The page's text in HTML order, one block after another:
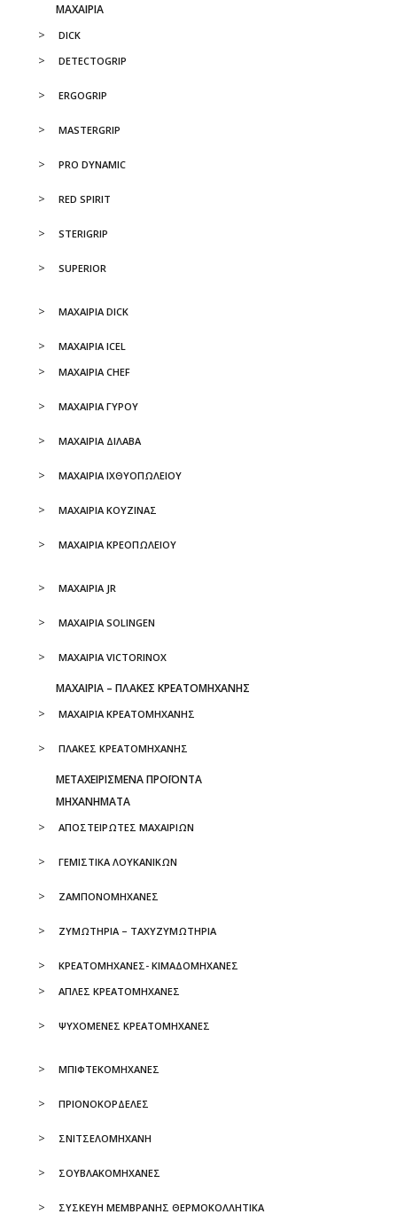
ΜΑΧΑΙΡΙΑ
DICK
DETECTOGRIP
ERGOGRIP
MASTERGRIP
PRO DYNAMIC
RED SPIRIT
STERIGRIP
SUPERIOR
ΜΑΧΑΙΡΙΑ DICK
ΜΑΧΑΙΡΙΑ ICEL
ΜΑΧΑΙΡΙΑ CHEF
ΜΑΧΑΙΡΙΑ ΓΥΡΟΥ
ΜΑΧΑΙΡΙΑ ΔΙΛΑΒΑ
ΜΑΧΑΙΡΙΑ ΙΧΘΥΟΠΩΛΕΙΟΥ
ΜΑΧΑΙΡΙΑ ΚΟΥΖΙΝΑΣ
ΜΑΧΑΙΡΙΑ ΚΡΕΟΠΩΛΕΙΟΥ
ΜΑΧΑΙΡΙΑ JR
ΜΑΧΑΙΡΙΑ SOLINGEN
ΜΑΧΑΙΡΙΑ VICTORINOX
ΜΑΧΑΙΡΙΑ – ΠΛΑΚΕΣ ΚΡΕΑΤΟΜΗΧΑΝΗΣ
ΜΑΧΑΙΡΙΑ ΚΡΕΑΤΟΜΗΧΑΝΗΣ
ΠΛΑΚΕΣ ΚΡΕΑΤΟΜΗΧΑΝΗΣ
ΜΕΤΑΧΕΙΡΙΣΜΕΝΑ ΠΡΟΪΟΝΤΑ
ΜΗΧΑΝΗΜΑΤΑ
ΑΠΟΣΤΕΙΡΩΤΕΣ ΜΑΧΑΙΡΙΩΝ
ΓΕΜΙΣΤΙΚΑ ΛΟΥΚΑΝΙΚΩΝ
ΖΑΜΠΟΝΟΜΗΧΑΝΕΣ
ΖΥΜΩΤΗΡΙΑ – ΤΑΧΥΖΥΜΩΤΗΡΙΑ
ΚΡΕΑΤΟΜΗΧΑΝΕΣ- ΚΙΜΑΔΟΜΗΧΑΝΕΣ
ΑΠΛΕΣ ΚΡΕΑΤΟΜΗΧΑΝΕΣ
ΨΥΧΟΜΕΝΕΣ ΚΡΕΑΤΟΜΗΧΑΝΕΣ
ΜΠΙΦΤΕΚΟΜΗΧΑΝΕΣ
ΠΡΙΟΝΟΚΟΡΔΕΛΕΣ
ΣΝΙΤΣΕΛΟΜΗΧΑΝΗ
ΣΟΥΒΛΑΚΟΜΗΧΑΝΕΣ
ΣΥΣΚΕΥΗ ΜΕΜΒΡΑΝΗΣ ΘΕΡΜΟΚΟΛΛΗΤΙΚΑ